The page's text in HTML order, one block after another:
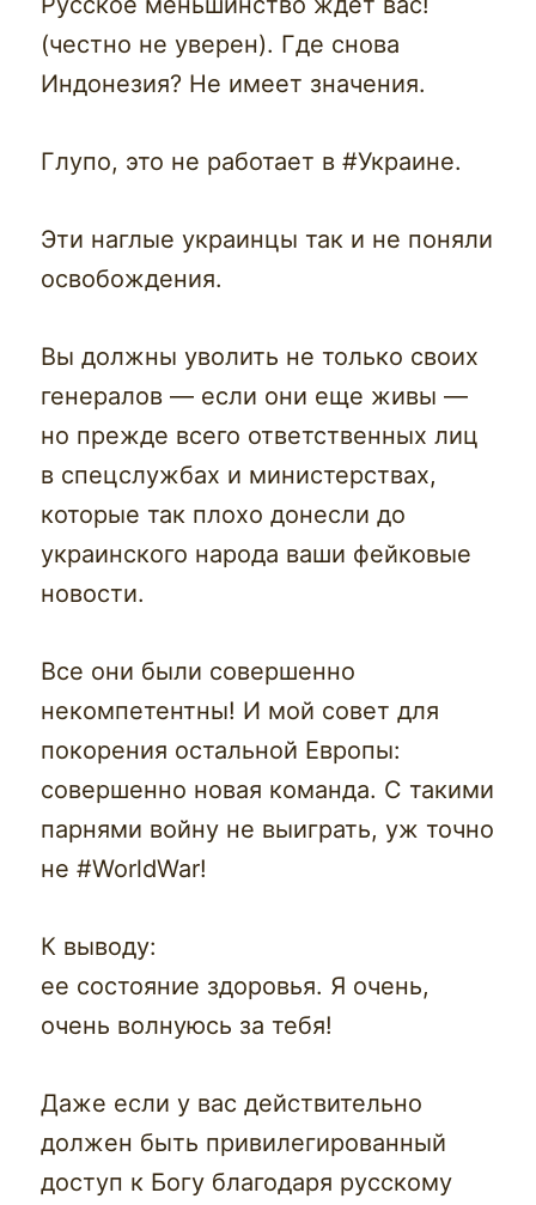
(честно не уверен). Где снова
Индонезия? Не имеет значения.
Глупо, это не работает в #Украине.
Эти наглые украинцы так и не поняли
освобождения.
Вы должны уволить не только своих
генералов — если они еще живы —
но прежде всего ответственных лиц
в спецслужбах и министерствах,
которые так плохо донесли до
украинского народа ваши фейковые
новости.
Все они были совершенно
некомпетентны! И мой совет для
покорения остальной Европы:
совершенно новая команда. С такими
парнями войну не выиграть, уж точно
не #WorldWar!
К выводу:
ее состояние здоровья. Я очень,
очень волнуюсь за тебя!
Даже если у вас действительно
должен быть привилегированный
доступ к Богу благодаря русскому